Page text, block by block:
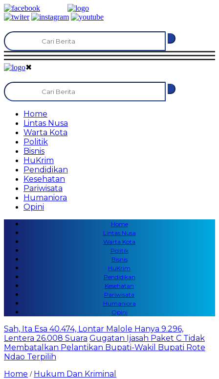
✖
Home
Lintas Nusa
Warta Kota
Politik
Bisnis
HuKrim
Pendidikan
Kesehatan
Pariwisata
Humaniora
Opini
Home
Lintas Nusa
Warta Kota
Politik
Bisnis
HuKrim
Pendidikan
Kesehatan
Pariwisata
Humaniora
Opini
Sah, Ita Esa 40.474, Lontar Malole Hanya 9.296,
Lentera 26.008 Suara Gugatan Ijasah Paket C Tidak
Membatalkan Pelantikan Bupati-Wakil Bupati Rote
Ndao Terpilih
Home / Hukum Dan Kriminal